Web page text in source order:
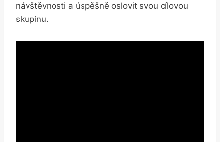
návštěvnosti a úspěšně oslovit svou cílovou
skupinu.